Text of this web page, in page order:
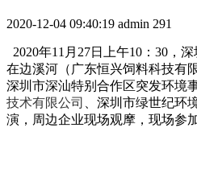
2020-12-04 09:40:19 admin 291
2020年11月27日上午10：30，
在边溪河（广东恒兴饲料科技有
深圳市深汕特别合作区突发环境
技术有限公司
、深圳市绿世纪环
演，周边企业现场观摩，现场参